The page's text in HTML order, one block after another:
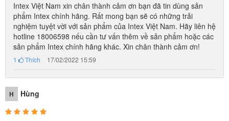
Intex Việt Nam xin chân thành cảm ơn bạn đã tin dùng sản
phẩm Intex chính hãng. Rất mong bạn sẽ có những trải
nghiệm tuyệt vời với sản phẩm của Intex Việt Nam. Hãy liên hệ
hotline 18006598 nếu cần tư vấn thêm về sản phẩm hoặc các
sản phẩm Intex chính hãng khác. Xin chân thành cảm ơn!
1 Thích 17/02/2022 15:59
H Hùng